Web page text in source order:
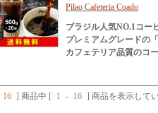
Pilao Cafeteria Coado
ブラジル人気NO.1コー
プレミアムグレードの
カフェテリア品質のコ
16 ] 商品中 [ 1 - 16 ] 商品を表示して